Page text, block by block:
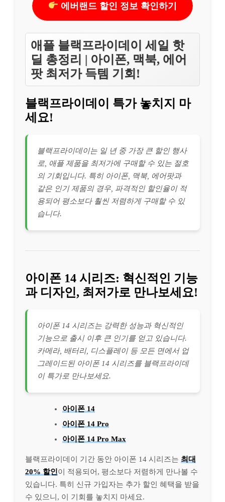
에버랜드 할인 정보 확인하기
애플 블랙프라이데이 세일 핫
딜 총정리 | 아이폰, 맥북, 에어
팟 최저가 득템 기회!
블랙프라이데이 특가 놓치지 마
세요!
블랙프라이데이는 일 년 중 가장 큰 할인 행사
로, 애플 제품을 최저가에 구매할 수 있는 절호
의 기회입니다. 특히 아이폰, 맥북, 에어팟과
같은 인기 제품의 경우, 파격적인 할인율이 적
용되어 평소보다 훨씬 저렴하게 구매할 수 있
습니다.
아이폰 14 시리즈: 혁신적인 기능
과 디자인, 최저가로 만나보세요!
아이폰 14 시리즈는 강력한 성능과 혁신적인
기능으로 출시 이후 큰 인기를 얻고 있습니다.
카메라, 배터리, 디스플레이 등 모든 면에서 업
그레이드된 아이폰 14 시리즈를 블랙프라이데
이 특가로 만나보세요.
아이폰 14
아이폰 14 Pro
아이폰 14 Pro Max
블랙프라이데이 기간 동안 아이폰 14 시리즈는 최대
20% 할인이 적용되어, 평소보다 저렴하게 만나볼 수
있습니다. 특히 신규 가입자는 추가 할인 혜택을 받을
수 있으니, 이 기회를 놓치지 마세요.